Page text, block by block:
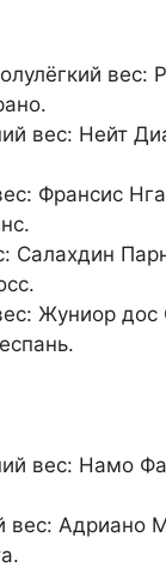
вес:
вес: Нейт
Франсис
Салахдин
Жуниор дос
вес: Намо
вес: Адриано